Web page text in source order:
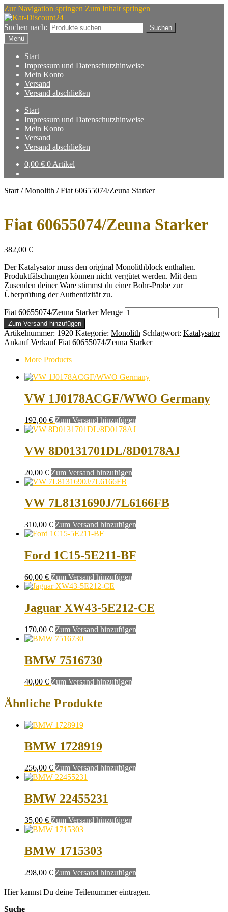
Zur Navigation springen Zum Inhalt springen
Suchen nach:
Suchen
Menü
Start
Impressum und Datenschutzhinweise
Mein Konto
Versand
Versand abschließen
Start
Impressum und Datenschutzhinweise
Mein Konto
Versand
Versand abschließen
0,00 € 0 Artikel
Start /Monolith /Fiat 60655074/Zeuna Starker
Fiat 60655074/Zeuna Starker
382,00 €
Der Katalysator muss den original Monolithblock enthalten.
Produktfälschungen können nicht vergütet werden. Mit dem
Zusenden deiner Ware stimmst du einer Bohr-Probe zur
Überprüfung der Authentizität zu.
Fiat 60655074/Zeuna Starker Menge
Zum Versand hinzufügen
Artikelnummer: 1920 Kategorie: Monolith Schlagwort: Katalysator
Ankauf Verkauf Fiat 60655074/Zeuna Starker
More Products
VW 1J0178ACGF/WWO Germany
192,00 € Zum Versand hinzufügen
VW 8D0131701DL/8D0178AJ
20,00 € Zum Versand hinzufügen
VW 7L8131690J/7L6166FB
310,00 € Zum Versand hinzufügen
Ford 1C15-5E211-BF
60,00 € Zum Versand hinzufügen
Jaguar XW43-5E212-CE
170,00 € Zum Versand hinzufügen
BMW 7516730
40,00 € Zum Versand hinzufügen
Ähnliche Produkte
BMW 1728919
256,00 € Zum Versand hinzufügen
BMW 22455231
35,00 € Zum Versand hinzufügen
BMW 1715303
298,00 € Zum Versand hinzufügen
Hier kannst Du deine Teilenummer eintragen.
Suche